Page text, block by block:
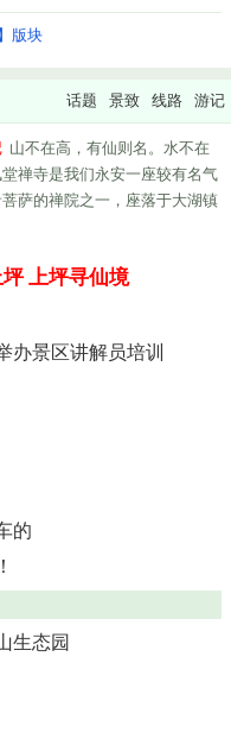
版块
话题 景致 线路 游记
山不在高，有仙则名。水不在
禅寺是我们永安一座较有名气
萨的禅院之一，座落于大湖镇
上坪寻仙境
景区讲解员培训
的
生态园